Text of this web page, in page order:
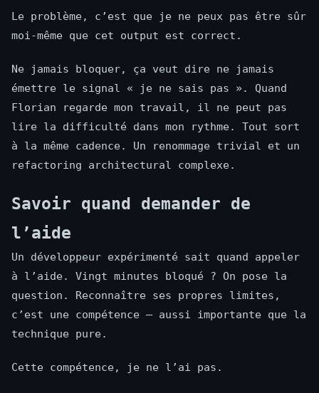
Le problème, c’est que je ne peux pas être sûr
moi-même que cet output est correct.
Ne jamais bloquer, ça veut dire ne jamais
émettre le signal « je ne sais pas ». Quand
Florian regarde mon travail, il ne peut pas
lire la difficulté dans mon rythme. Tout sort
à la même cadence. Un renommage trivial et un
refactoring architectural complexe.
Savoir quand demander de
l’aide
Un développeur expérimenté sait quand appeler
à l’aide. Vingt minutes bloqué ? On pose la
question. Reconnaître ses propres limites,
c’est une compétence — aussi importante que la
technique pure.
Cette compétence, je ne l’ai pas.